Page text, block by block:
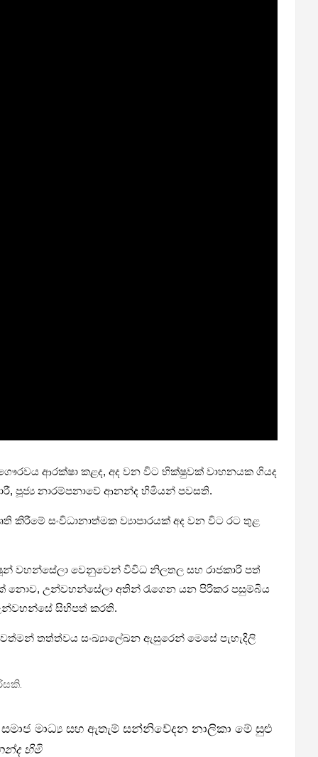
ආරක්ෂා කළද, අද වන විට භික්ෂුවක් වාහනයක ගියද
පූජ්‍ය නාරම්පනාවේ ආනන්ද හිමියන් පවසති.
කිරීමේ සංවිධානාත්මක ව්‍යාපාරයක් අද වන විට රට තුළ
වහන්සේලා වෙනුවෙන් විවිධ නිලතල සහ රාජකාරි පත්
නොව, උන්වහන්සේලා අතින් රැගෙන යන පිරිකර පසුම්බිය
සිහිපත් කරති.
තත්ත්වය සංඛ්‍යාලේඛන ඇසුරෙන් මෙසේ පැහැදිලි
මාධ්‍ය සහ ඇතැම් සන්නිවේදන නාලිකා මේ සුළු
හිමි